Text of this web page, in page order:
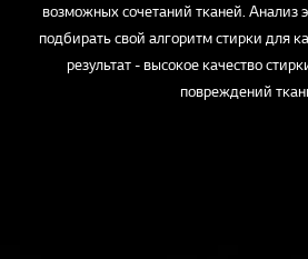
возможных сочетаний тканей. Анализ
подбирать свой алгоритм стирки для
результат - высокое качество
повреждений